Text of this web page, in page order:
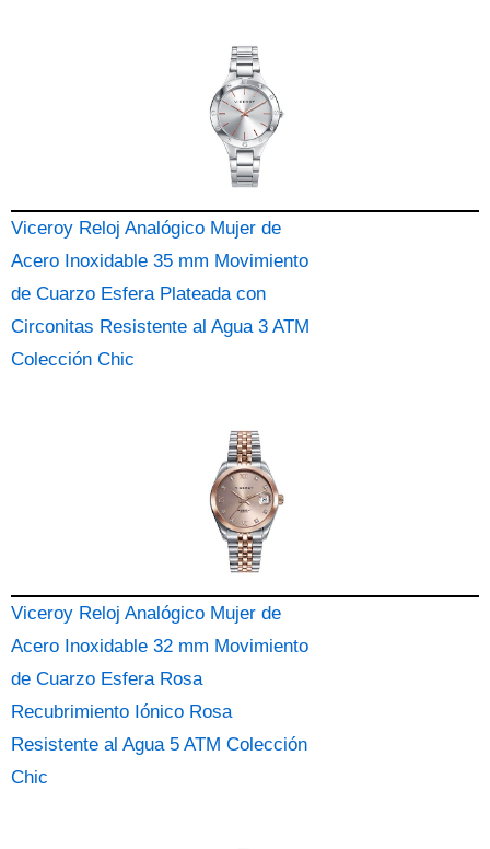
Viceroy Reloj Analógico Mujer de
Acero Inoxidable 35 mm Movimiento
de Cuarzo Esfera Plateada con
Circonitas Resistente al Agua 3 ATM
Colección Chic
Viceroy Reloj Analógico Mujer de
Acero Inoxidable 32 mm Movimiento
de Cuarzo Esfera Rosa
Recubrimiento Iónico Rosa
Resistente al Agua 5 ATM Colección
Chic